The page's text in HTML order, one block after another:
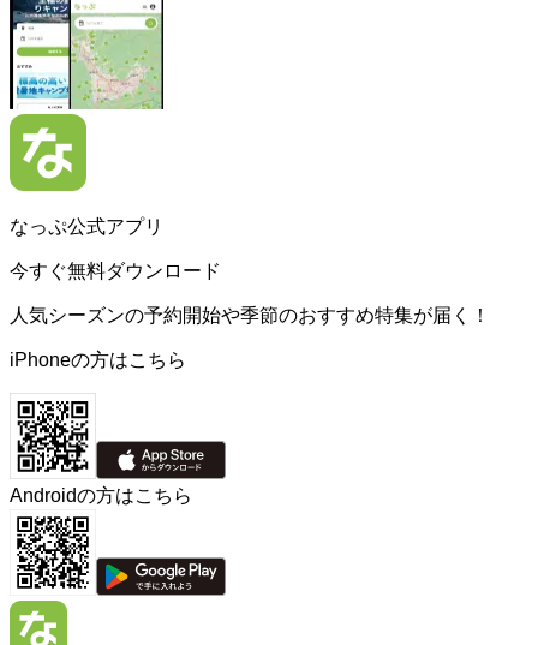
なっぷ公式アプリ
今すぐ無料ダウンロード
人気シーズンの予約開始や季節のおすすめ特集が届く！
iPhoneの方はこちら
Androidの方はこちら